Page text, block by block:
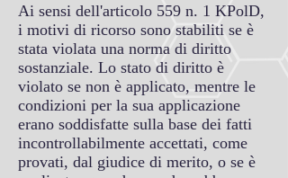
Ai sensi dell'articolo 559 n. 1 KPolD,
i motivi di ricorso sono stabiliti se è
stata violata una norma di diritto
sostanziale. Lo stato di diritto è
violato se non è applicato, mentre le
condizioni per la sua applicazione
erano soddisfatte sulla base dei fatti
incontrollabilmente accettati, come
provati, dal giudice di merito, o se è